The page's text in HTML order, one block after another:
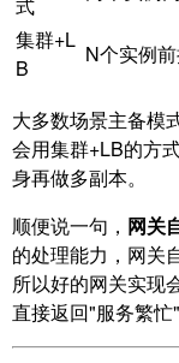
集群+L
B
N个实例
大多数场景主备模
会用集群+LB的方
身再做多副本。
顺便说一句， 网关
的处理能力，网关
所以好的网关实现
直接返回"服务繁忙